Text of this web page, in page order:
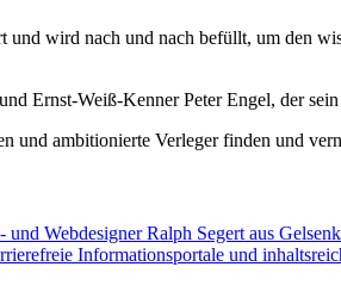
wird nach und nach befüllt, um den
Ernst-Weiß-Kenner Peter Engel, der
und ambitionierte Verleger finden und
und Webdesigner Ralph Segert aus
Informationsportale und